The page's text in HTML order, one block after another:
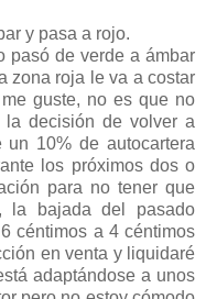
y pasa a rojo.
pasó de verde a ámbar
zona roja le va a costar
guste, no es que no
decisión de volver a
un 10% de autocartera
los próximos dos o
para no tener que
la bajada del pasado
céntimos a 4 céntimos
en venta y liquidaré
adaptándose a unos